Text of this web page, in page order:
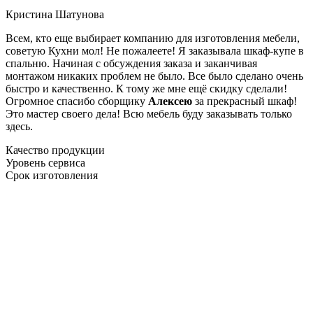
Кристина Шатунова
Всем, кто еще выбирает компанию для изготовления мебели,
советую Кухни мол! Не пожалеете! Я заказывала шкаф-купе в
спальню. Начиная с обсуждения заказа и заканчивая
монтажом никаких проблем не было. Все было сделано очень
быстро и качественно. К тому же мне ещё скидку сделали!
Огромное спасибо сборщику Алексею за прекрасный шкаф!
Это мастер своего дела! Всю мебель буду заказывать только
здесь.
Качество продукции
Уровень сервиса
Срок изготовления